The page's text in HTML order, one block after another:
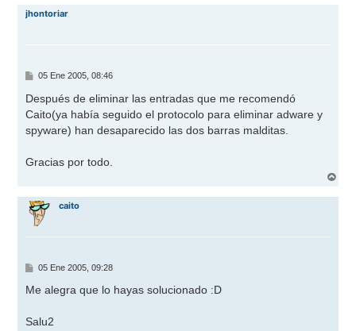
jhontoriar
M
n
a
e
05 Ene 2005, 08:46
Después de eliminar las entradas que me recomendó
Caito(ya había seguido el protocolo para eliminar adware y
spyware) han desaparecido las dos barras malditas.
Gracias por todo.
r
caito
M
n
j
e
05 Ene 2005, 09:28
Me alegra que lo hayas solucionado :D
Salu2